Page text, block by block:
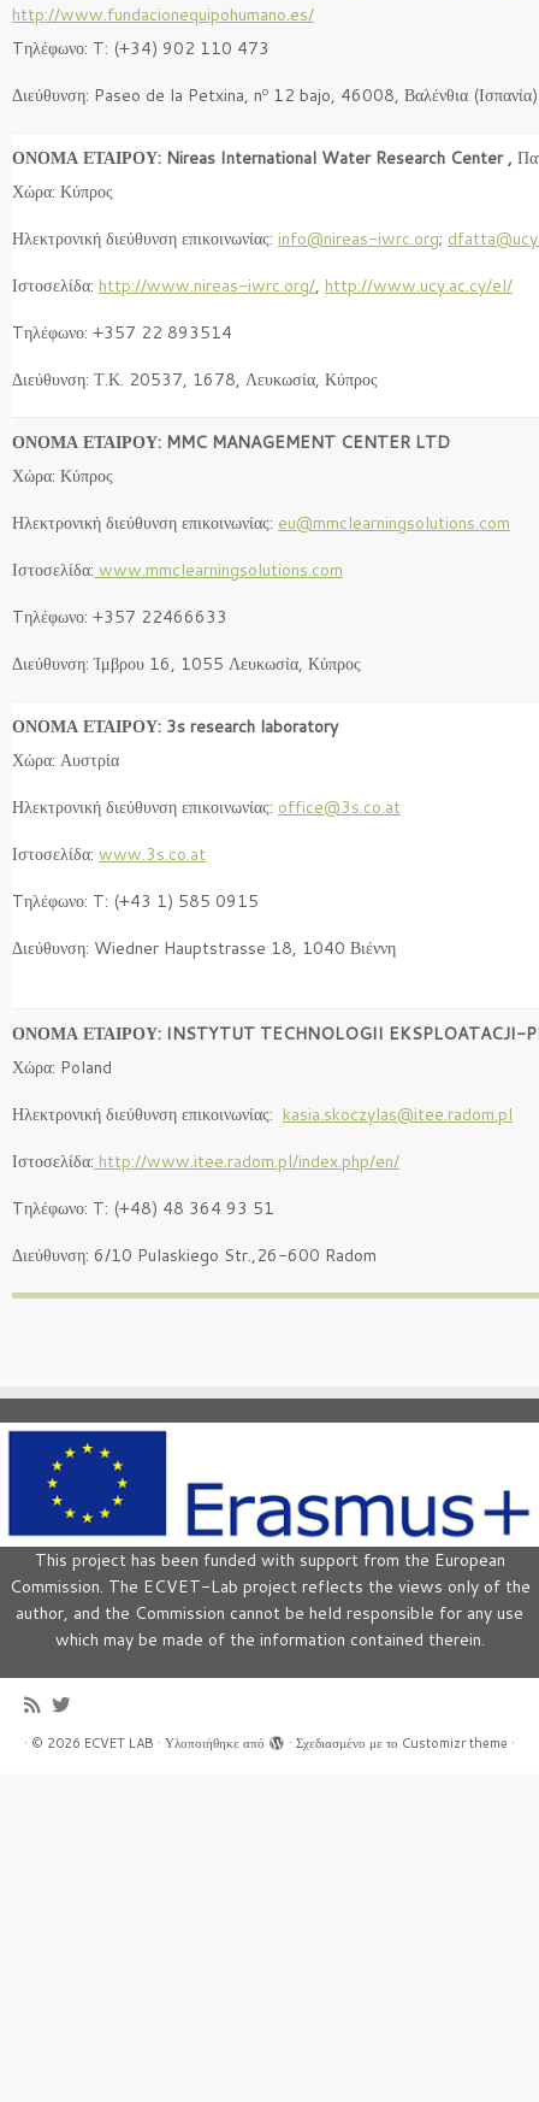
http://www.fundacionequipohumano.es/
Tηλέφωνο: T: (+34) 902 110 473
Διεύθυνση: Paseo de la Petxina, nº 12 bajo, 46008, Βαλένθια (Ισπανία)
ΟΝΟΜΑ ΕΤΑΙΡΟΥ: Nireas International Water Research Center ,
Χώρα: Κύπρος
Ηλεκτρονική διεύθυνση επικοινωνίας: info@nireas-iwrc.org;
Ιστοσελίδα: http://www.nireas-iwrc.org/, http://www.ucy.ac.cy/el/
Tηλέφωνο: +357 22 893514
Διεύθυνση: Τ.Κ. 20537, 1678, Λευκωσία, Κύπρος
ΟΝΟΜΑ ΕΤΑΙΡΟΥ: MMC MANAGEMENT CENTER LTD
Χώρα: Κύπρος
Ηλεκτρονική διεύθυνση επικοινωνίας: eu@mmclearningsolutions.com
Ιστοσελίδα: www.mmclearningsolutions.com
Tηλέφωνο: +357 22466633
Διεύθυνση: Ίμβρου 16, 1055 Λευκωσία, Κύπρος
ΟΝΟΜΑ ΕΤΑΙΡΟΥ: 3s research laboratory
Χώρα: Αυστρία
Ηλεκτρονική διεύθυνση επικοινωνίας: office@3s.co.at
Ιστοσελίδα: www.3s.co.at
Tηλέφωνο: T: (+43 1) 585 0915
Διεύθυνση: Wiedner Hauptstrasse 18, 1040 Βιέννη
ΟΝΟΜΑ ΕΤΑΙΡΟΥ: INSTYTUT TECHNOLOGII EKSPLOATACJI-
Χώρα: Poland
Ηλεκτρονική διεύθυνση επικοινωνίας: kasia.skoczylas@itee.radom.pl
Ιστοσελίδα: http://www.itee.radom.pl/index.php/en/
Tηλέφωνο: T: (+48) 48 364 93 51
Διεύθυνση: 6/10 Pulaskiego Str.,26-600 Radom
This project has been funded with support from the European
Commission. The ECVET-Lab project reflects the views only of the
author, and the Commission cannot be held responsible for any use
which may be made of the information contained therein.
· © 2026 ECVET LAB · Υλοποιήθηκε από · Σχεδιασμένο με το Customizr theme ·